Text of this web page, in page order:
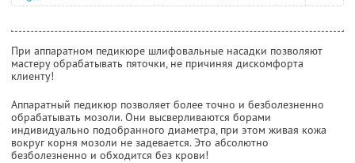
При аппаратном педикюре шлифовальные насадки позволяют
мастеру обрабатывать пяточки, не причиняя дискомфорта
клиенту!
Аппаратный педикюр позволяет более точно и безболезненно
обрабатывать мозоли. Они высверливаются борами
индивидуально подобранного диаметра, при этом живая кожа
вокруг корня мозоли не задевается. Это абсолютно
безболезненно и обходится без крови!